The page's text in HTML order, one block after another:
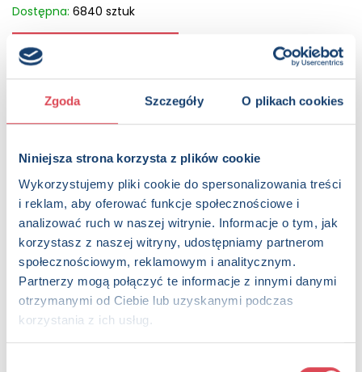
Zgoda Szczegóły O plikach cookies
Niniejsza strona korzysta z plików cookie
Wykorzystujemy pliki cookie do spersonalizowania treści
i reklam, aby oferować funkcje społecznościowe i
analizować ruch w naszej witrynie. Informacje o tym, jak
korzystasz z naszej witryny, udostępniamy partnerom
społecznościowym, reklamowym i analitycznym.
Partnerzy mogą połączyć te informacje z innymi danymi
otrzymanymi od Ciebie lub uzyskanymi podczas
korzystania z ich usług.
Dostępna: 6840 sztuk
KUP NA SWIATKSIAZKI.PL
KUP NA KSIAZKI.PL
Te książeczki dla ciekawych świata maluchów zachęcają
do poznawania przyrody. W każdej można znaleźć pięknie
zilustrowaną historyjkę do czytania z rodzicami oraz
okienka, by najmłodsi, otwierając je, mogli ćwiczyć
koordynację wzrokowo-ruchową.
Strony:12 , Format: 13x13 cm
ISBN:978-83-8350-781-1
EAN:9788383507811
Rok wydania:2025
Wydawnictwo:Wydawnictwo Olesiejuk